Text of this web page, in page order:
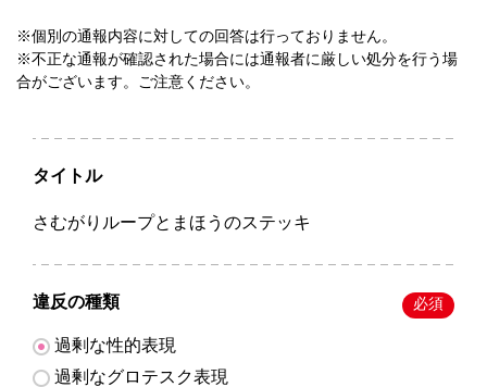
※個別の通報内容に対しての回答は行っておりません。
※不正な通報が確認された場合には通報者に厳しい処分を行う場
合がございます。ご注意ください。
タイトル
さむがりループとまほうのステッキ
違反の種類 必須
過剰な性的表現
過剰なグロテスク表現